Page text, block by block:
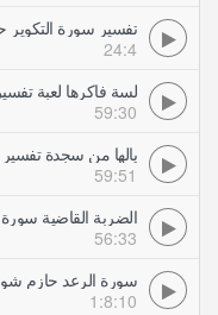
تفسير سورة
24:4
لسة فاكرها لعبة
59:30
يالها من سجدة
59:51
الضربة القاضية
56:33
سورة الرعد حازم
1:8:10